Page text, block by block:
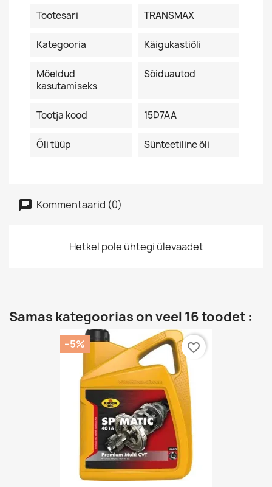
Tootesari TRANSMAX
Kategooria Käigukastiõli
Mõeldud
kasutamiseks
Sõiduautod
Tootja kood 15D7AA
Õli tüüp Sünteetiline õli
Kommentaarid (0)
Hetkel pole ühtegi ülevaadet
Samas kategoorias on veel 16 toodet :
−5% favorite_border